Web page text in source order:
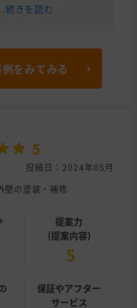
続きを読む
をみてみる
5
投稿日：2024年05月
壁の塗装・補修
提案力
(提案内容)
5
保証やアフター
サービス